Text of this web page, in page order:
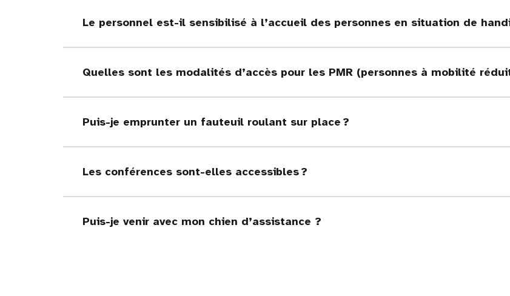
Le personnel est-il sensibilisé à l’accueil des personnes en situation de
Quelles sont les modalités d’accès pour les PMR (personnes à mobilité
Puis-je emprunter un fauteuil roulant sur place ?
Les conférences sont-elles accessibles ?
Puis-je venir avec mon chien d’assistance ?